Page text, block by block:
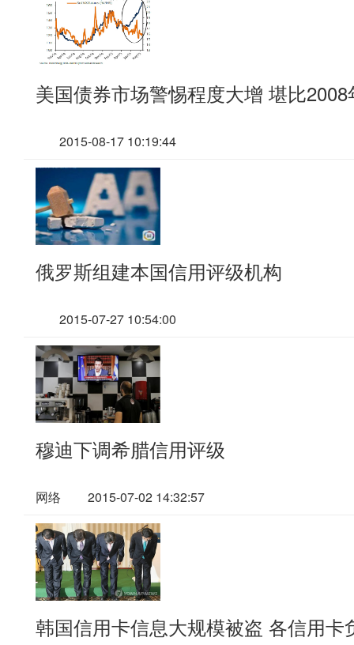
美国债券市场警惕程度大增 堪比2008
2015-08-17 10:19:44
俄罗斯组建本国信用评级机构
2015-07-27 10:54:00
穆迪下调希腊信用评级
网络 2015-07-02 14:32:57
韩国信用卡信息大规模被盗 各信用卡